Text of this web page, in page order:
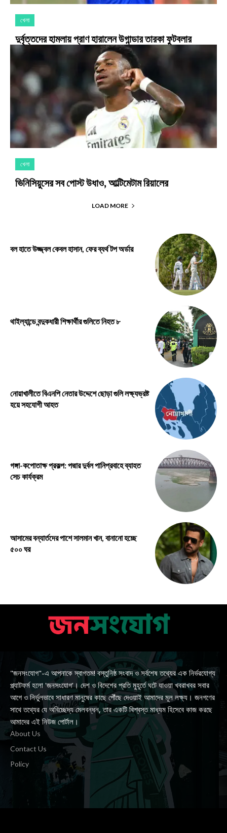
খেলা
দুর্বৃত্তদের হামলায় প্রাণ হারালেন উগান্ডার তারকা ফুটবলার
খেলা
ভিনিসিয়ুসের সব পোস্ট উধাও, আল্টিমেটাম রিয়ালের
LOAD MORE
বল হাতে উজ্জ্বল কেবল হাসান, ফের ব্যর্থ টপ অর্ডার
থাইল্যান্ডে বন্দুকধারী শিক্ষার্থীর গুলিতে নিহত ৮
নোয়াখালীতে বিএনপি নেতার উদ্দেশে ছোড়া গুলি লক্ষ্যভ্রষ্ট
হয়ে সহযোগী আহত
গঙ্গা-কপোতাক্ষ প্রকল্প: পদ্মার দুর্বল পানিপ্রবাহে ব্যাহত
সেচ কার্যক্রম
আসামের বন্যার্তদের পাশে সালমান খান, বানানো হচ্ছে
৫০০ ঘর
"জনসংযোগ"-এ আপনাকে স্বাগতম! বস্তুনিষ্ঠ সংবাদ ও সর্বশেষ তথ্যের এক নির্ভরযোগ্য
প্ল্যাটফর্ম হলো 'জনসংযোগ'। দেশ ও বিদেশের প্রতি মুহূর্তে ঘটে যাওয়া খবরাখবর সবার
আগে ও নির্ভুলভাবে সাধারণ মানুষের কাছে পৌঁছে দেওয়াই আমাদের মূল লক্ষ্য। জনগণের
সাথে তথ্যের যে অবিচ্ছেদ্য মেলবন্ধন, তার একটি বিশ্বস্ত মাধ্যম হিসেবে কাজ করছে
আমাদের এই নিউজ পোর্টাল।
About Us
Contact Us
Policy